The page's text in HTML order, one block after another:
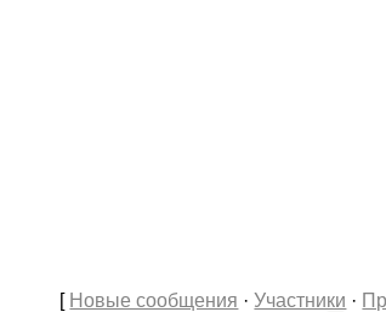
[ Новые сообщения ·Участники ·